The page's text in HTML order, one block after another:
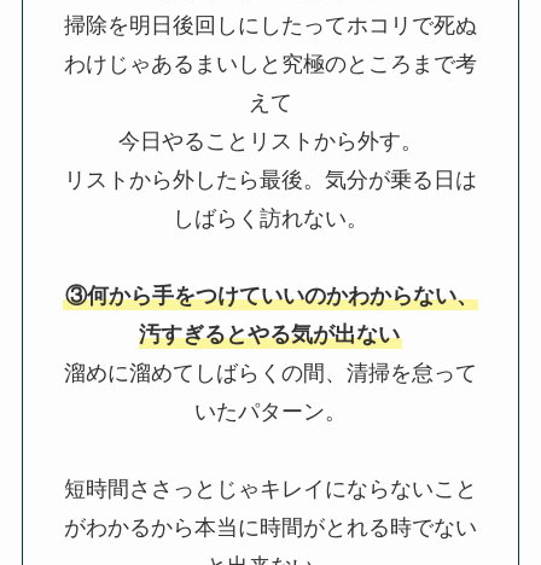
掃除を明日後回しにしたってホコリで死ぬ
わけじゃあるまいしと究極のところまで考
えて
今日やることリストから外す。
リストから外したら最後。気分が乗る日は
しばらく訪れない。
③何から手をつけていいのかわからない、
汚すぎるとやる気が出ない
溜めに溜めてしばらくの間、清掃を怠って
いたパターン。
短時間ささっとじゃキレイにならないこと
がわかるから本当に時間がとれる時でない